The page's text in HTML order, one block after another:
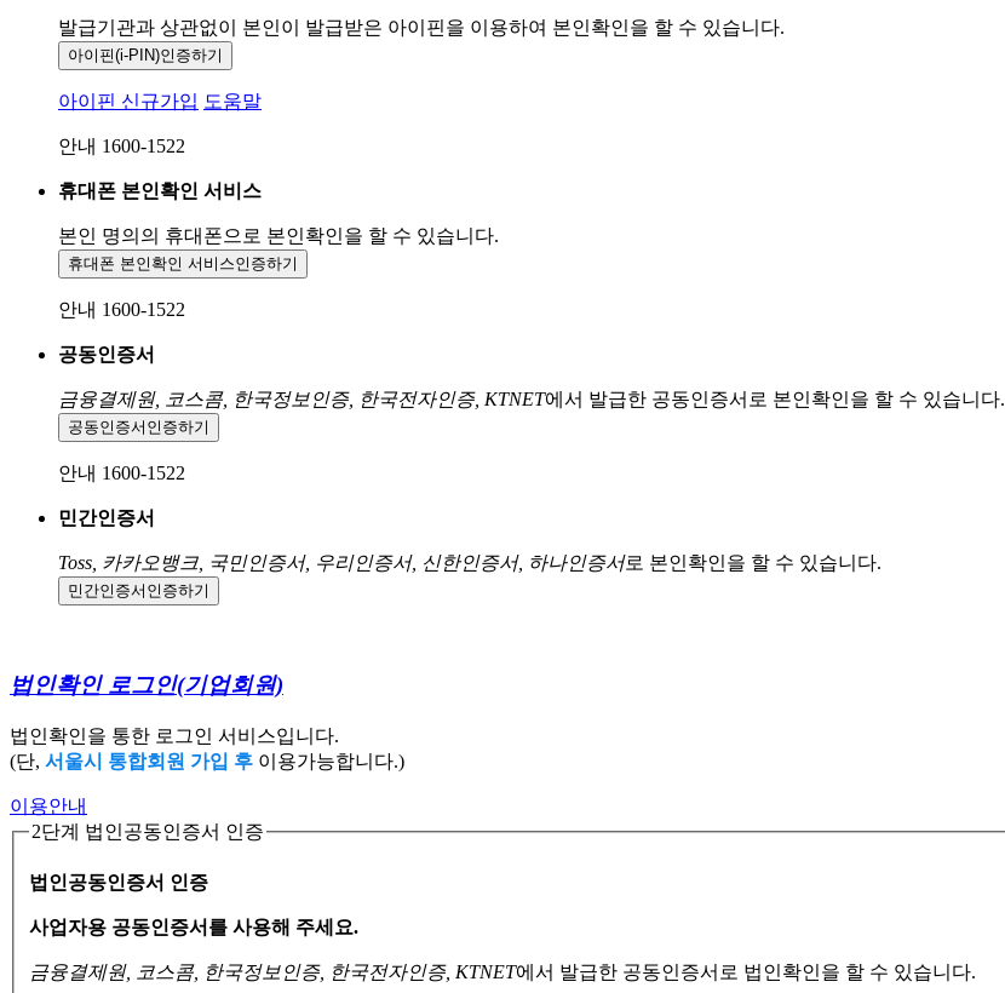
발급기관과 상관없이 본인이 발급받은 아이핀을 이용하여 본인확인을 할 수 있습니다.
아이핀(i-PIN)인증하기
아이핀 신규가입 도움말
안내 1600-1522
휴대폰 본인확인 서비스
본인 명의의 휴대폰으로 본인확인을 할 수 있습니다.
휴대폰 본인확인 서비스인증하기
안내 1600-1522
공동인증서
금융결제원, 코스콤, 한국정보인증, 한국전자인증, KTNET에서 발급한 공동인증서로 본인확인을 할 수 있습니다.
공동인증서 인증하기
안내 1600-1522
민간인증서
Toss, 카카오뱅크, 국민인증서, 우리인증서, 신한인증서, 하나인증서로 본인확인을 할 수 있습니다.
민간인증서 인증하기
법인확인 로그인(기업회원)
법인확인을 통한 로그인 서비스입니다.
(단, 서울시 통합회원 가입 후 이용가능합니다.)
이용안내
2단계 법인공동인증서 인증
법인공동인증서 인증
사업자용 공동인증서를 사용해 주세요.
금융결제원, 코스콤, 한국정보인증, 한국전자인증, KTNET에서 발급한 공동인증서로 법인확인을 할 수 있습니다.